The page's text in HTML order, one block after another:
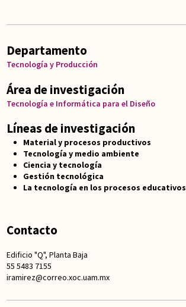
Departamento
Tecnología y Producción
Área de investigación
Tecnología e Informática para el Diseño
Líneas de investigación
Material y procesos productivos
Tecnología y medio ambiente
Ciencia y tecnología
Gestión tecnológica
La tecnología en los procesos educativos
Contacto
Edificio "Q", Planta Baja
55 5483 7155
iramirez@correo.xoc.uam.mx